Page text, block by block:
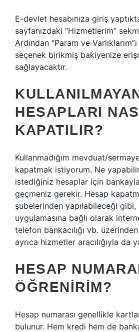
E-devlet hesabınıza giriş
sayfanızdaki “Hizmetlerim”
Ardından “Param ve
seçenek birikmiş bakiyenize
sağlayacaktır.
HESAPLARI
KAPATILIR?
Kullanmadığım mevduat/
kapatmak istiyorum. Ne
istediğiniz hesaplar için
geçmeniz gerekir. Hesap
şubelerinden yapılabileceği gibi,
uygulamasına bağlı olarak
telefon bankacılığı vb.
ayrıca hizmetler aracılığıyla da
HESAP
ÖĞRENIRIM?
Hesap numarası genellikle
bulunur. Hem kredi hem de